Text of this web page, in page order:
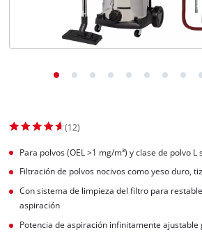
(12)
Para polvos (OEL >1 mg/m³) y clase de polvo
Filtración de polvos nocivos como yeso duro,
Con sistema de limpieza del filtro para
aspiración
Potencia de aspiración infinitamente ajustable